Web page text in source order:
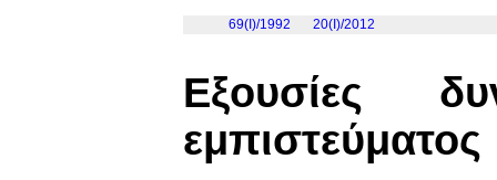
69(I)/1992 20(I)/2012
Εξουσίες
εμπιστεύματος